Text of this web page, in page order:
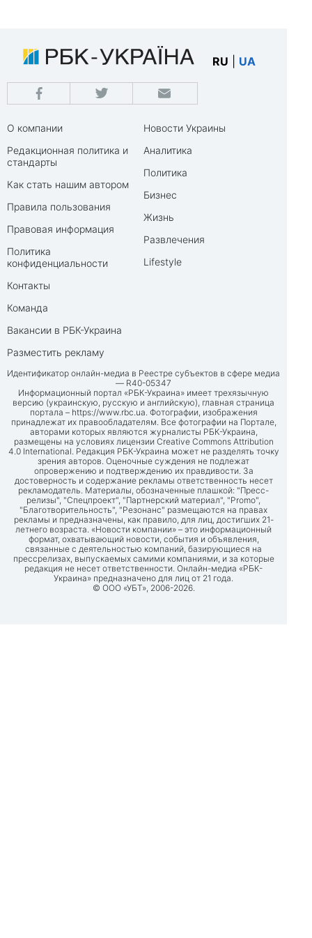
RU UA
О компании
Редакционная политика и
стандарты
Как стать нашим автором
Правила пользования
Правовая информация
Политика
конфиденциальности
Контакты
Команда
Вакансии в РБК-Украина
Разместить рекламу
Новости Украины
Аналитика
Политика
Бизнес
Жизнь
Развлечения
Lifestyle
Идентификатор онлайн-медиа в Реестре субъектов в сфере медиа
— R40-05347
Информационный портал «РБК-Украина» имеет трехязычную
версию (украинскую, русскую и английскую), главная страница
портала – https://www.rbc.ua . Фотографии, изображения
принадлежат их правообладателям. Все фотографии на Портале,
авторами которых являются журналисты РБК-Украина,
размещены на условиях лицензии Creative Commons Attribution
4.0 International. Редакция РБК-Украина может не разделять точку
зрения авторов. Оценочные суждения не подлежат
опровержению и подтверждению их правдивости. За
достоверность и содержание рекламы ответственность несет
рекламодатель. Материалы, обозначенные плашкой: "Пресс-
релизы", "Спецпроект", "Партнерский материал", "Promo",
"Благотворительность", "Резонанс" размещаются на правах
рекламы и предназначены, как правило, для лиц, достигших 21-
летнего возраста. «Новости компании» – это информационный
формат, охватывающий новости, события и объявления,
связанные с деятельностью компаний, базирующиеся на
прессрелизах, выпускаемых самими компаниями, и за которые
редакция не несет ответственности. Онлайн-медиа «РБК-
Украина» предназначено для лиц от 21 года.
© ООО «УБТ», 2006-2026.